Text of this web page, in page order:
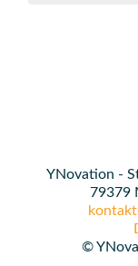
YNovation -
79379
©